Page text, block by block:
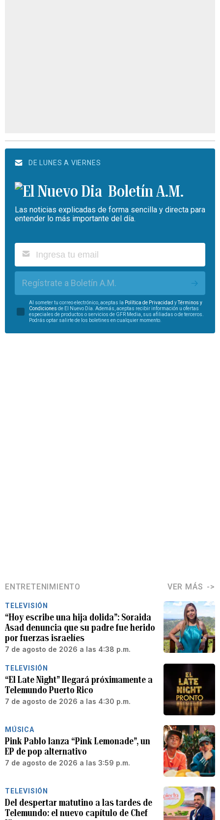
DE LUNES A VIERNES
Boletín A.M.
Las noticias explicadas de forma sencilla y directa para
entender lo más importante del día.
Regístrate a Boletín A.M.
Al someter tu correo electrónico, aceptas la Política de Privacidad yTérminos y
Condiciones de El Nuevo Día. Además, aceptas recibir información u ofertas
especiales de productos o servicios de GFR Media, sus afiliadas o de terceros.
Podrás optar salirte de los boletines en cualquier momento.
ENTRETENIMIENTO VER MÁS
TELEVISIÓN
“Hoy escribe una hija dolida”: Soraida
Asad denuncia que su padre fue herido
por fuerzas israelíes
7 de agosto de 2026 a las 4:38 p.m.
TELEVISIÓN
“El Late Night” llegará próximamente a
Telemundo Puerto Rico
7 de agosto de 2026 a las 4:30 p.m.
MÚSICA
Pink Pablo lanza “Pink Lemonade”, un
EP de pop alternativo
7 de agosto de 2026 a las 3:59 p.m.
TELEVISIÓN
Del despertar matutino a las tardes de
Telemundo: el nuevo capítulo de Chef